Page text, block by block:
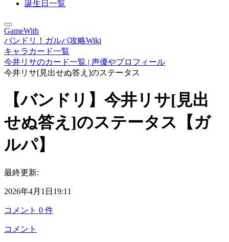
誕生日一覧
GameWith
バンドリ！ガルパ攻略Wiki
キャラカード一覧
今井リサのカード一覧 | 声優やプロフィール
今井リサ[見出せぬ答え]のステータス
【バンドリ】今井リサ[見出
せぬ答え]のステータス【ガ
ルパ】
最終更新:
2026年4月1日19:11
コメント 0 件
コメント